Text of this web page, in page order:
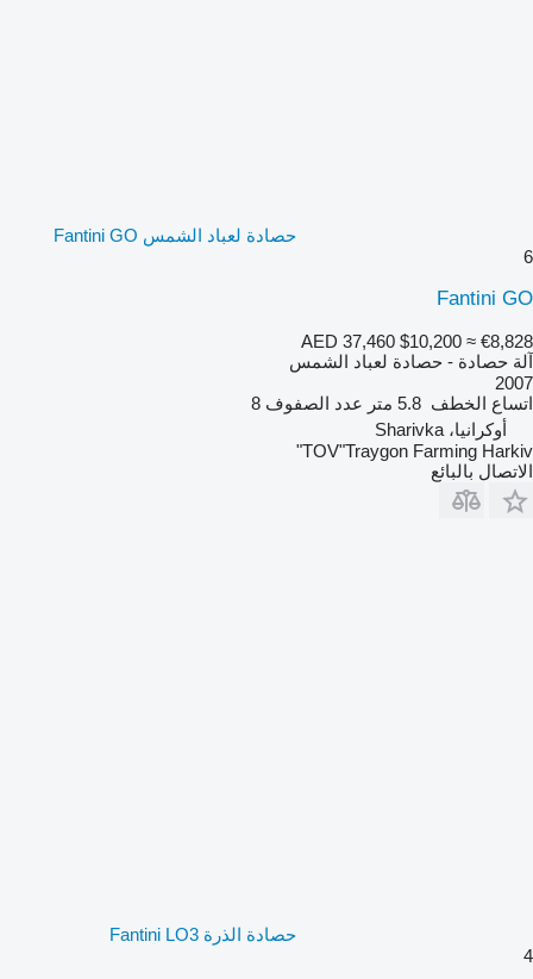
حصادة لعباد الشمس Fantini GO
6
Fantini GO
AED 37,460 $10,200 ≈ €8,828
آلة حصادة - حصادة لعباد الشمس
2007
اتساع الخطف 5.8 متر عدد الصفوف 8
أوكرانيا، Sharivka
TOV"Traygon Farming Harkiv"
الاتصال بالبائع
حصادة الذرة Fantini LO3
4